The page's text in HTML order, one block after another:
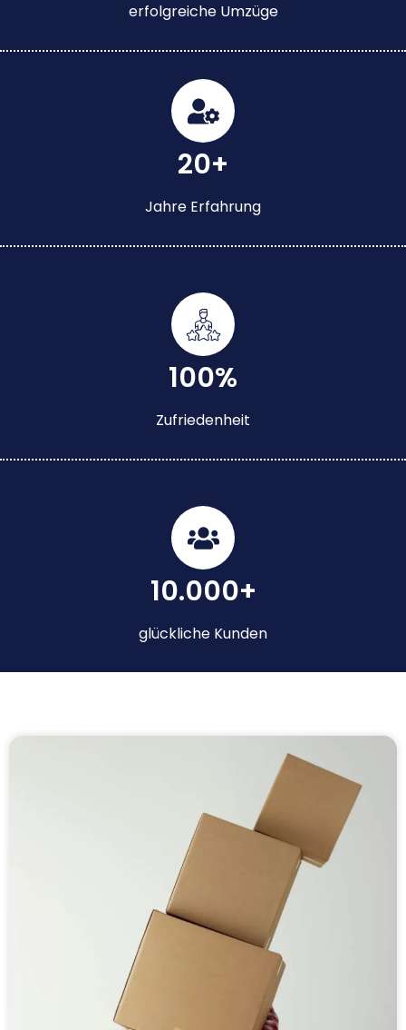
erfolgreiche Umzüge
20+
Jahre Erfahrung
100%
Zufriedenheit
10.000+
glückliche Kunden